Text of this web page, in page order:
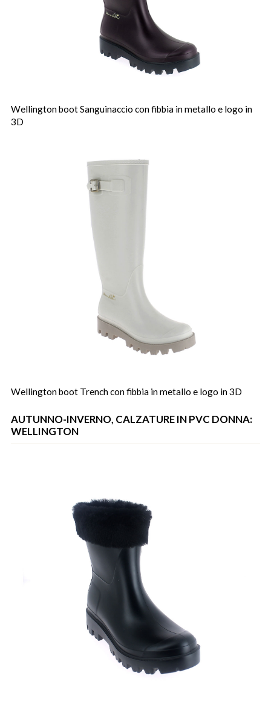
Wellington boot Sanguinaccio con fibbia in metallo e logo in
3D
Wellington boot Trench con fibbia in metallo e logo in 3D
AUTUNNO-INVERNO, CALZATURE IN PVC DONNA:
WELLINGTON